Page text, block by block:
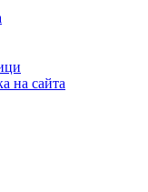
на сайта